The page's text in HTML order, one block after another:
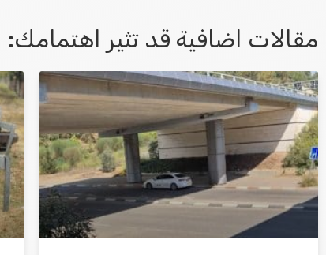
אני מאשר/ת קבלת דיוור במייל ושימוש בפרטים
בהתאםלמדיניות הפרטיות
مقالات اضافية قد تثير اهتمامك: